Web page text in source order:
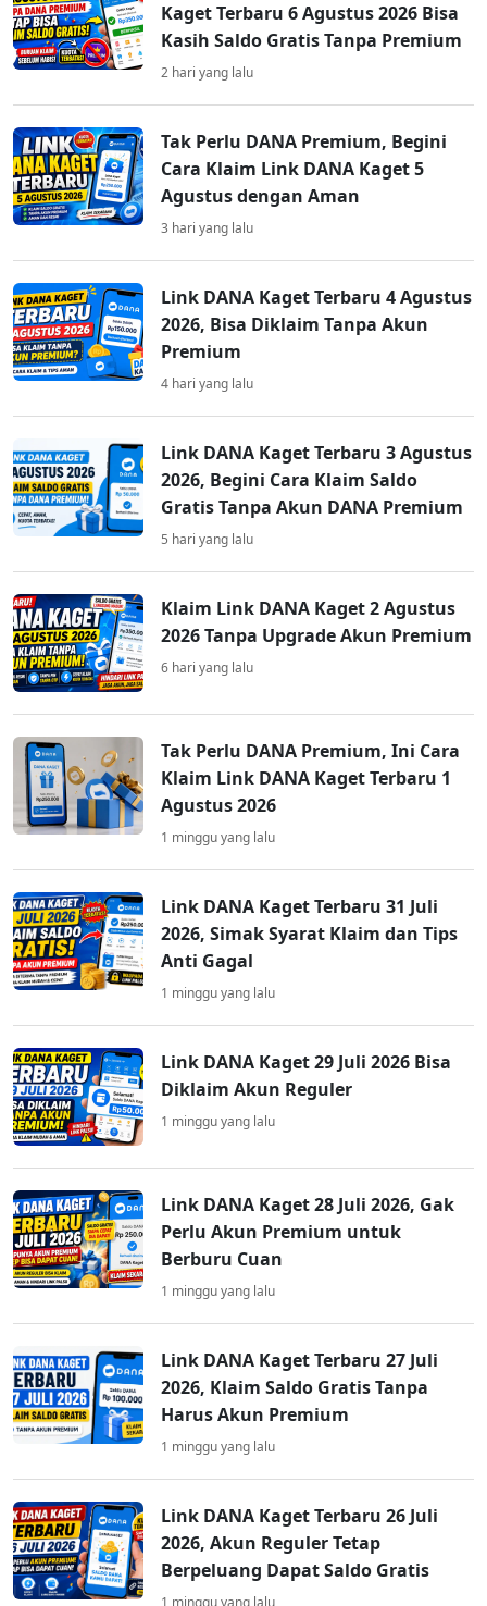
Kaget Terbaru 6 Agustus 2026 Bisa
Kasih Saldo Gratis Tanpa Premium
2 hari yang lalu
Tak Perlu DANA Premium, Begini
Cara Klaim Link DANA Kaget 5
Agustus dengan Aman
3 hari yang lalu
Link DANA Kaget Terbaru 4 Agustus
2026, Bisa Diklaim Tanpa Akun
Premium
4 hari yang lalu
Link DANA Kaget Terbaru 3 Agustus
2026, Begini Cara Klaim Saldo
Gratis Tanpa Akun DANA Premium
5 hari yang lalu
Klaim Link DANA Kaget 2 Agustus
2026 Tanpa Upgrade Akun Premium
6 hari yang lalu
Tak Perlu DANA Premium, Ini Cara
Klaim Link DANA Kaget Terbaru 1
Agustus 2026
1 minggu yang lalu
Link DANA Kaget Terbaru 31 Juli
2026, Simak Syarat Klaim dan Tips
Anti Gagal
1 minggu yang lalu
Link DANA Kaget 29 Juli 2026 Bisa
Diklaim Akun Reguler
1 minggu yang lalu
Link DANA Kaget 28 Juli 2026, Gak
Perlu Akun Premium untuk
Berburu Cuan
1 minggu yang lalu
Link DANA Kaget Terbaru 27 Juli
2026, Klaim Saldo Gratis Tanpa
Harus Akun Premium
1 minggu yang lalu
Link DANA Kaget Terbaru 26 Juli
2026, Akun Reguler Tetap
Berpeluang Dapat Saldo Gratis